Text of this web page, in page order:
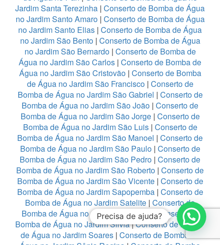
Jardim Santa Terezinha | Conserto de Bomba de Água
no Jardim Santo Amaro| Conserto de Bomba de Água
no Jardim Santo Elias | Conserto de Bomba de Água
no Jardim São Bento| Conserto de Bomba de Água
no Jardim São Bernardo| Conserto de Bomba de
Água no Jardim São Carlos | Conserto de Bomba de
Água no Jardim São Cristovão| Conserto de Bomba
de Água no Jardim São Francisco| Conserto de
Bomba de Água no Jardim São Gabriel | Conserto de
Bomba de Água no Jardim São João | Conserto de
Bomba de Água no Jardim São Jorge| Conserto de
Bomba de Água no Jardim São Luis| Conserto de
Bomba de Água no Jardim São Manoel | Conserto de
Bomba de Água no Jardim São Paulo| Conserto de
Bomba de Água no Jardim São Pedro | Conserto de
Bomba de Água no Jardim São Roberto | Conserto de
Bomba de Água no Jardim São Vicente| Conserto de
Bomba de Água no Jardim Sapopemba| Conserto de
Bomba de Água no Jardim Satelite | Conserto de
Bomba de Água no Jardim Shangrila|Conserto de
Bomba de Água no Jardim Silvia|Conserto de Bomba
de Água no Jardim Soares| Conserto de Bomba de
Precisa de ajuda?